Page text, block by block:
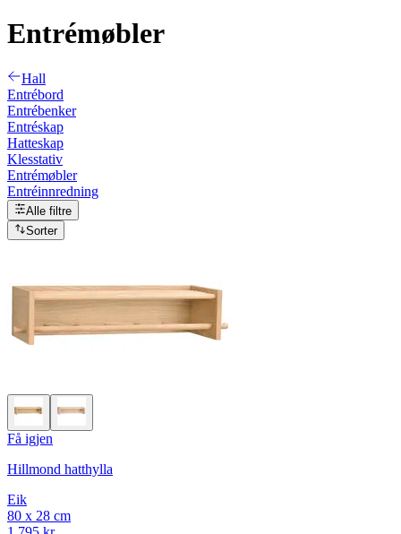
Entrémøbler
Hall
Entrébord
Entrébenker
Entréskap
Hatteskap
Klesstativ
Entrémøbler
Entréinnredning
Alle filtre
Sorter
Få igjen
Hillmond hatthylla
Eik
80 x 28 cm